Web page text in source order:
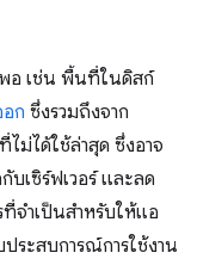
อ เช่น พื้นที่ในดิสก์
ก ซึ่งรวมถึงจาก
ม่ได้ใช้ล่าสุด ซึ่งอาจ
เซิร์ฟเวอร์ และลด
จําเป็นสําหรับให้แอ
ระสบการณ์การใช้งาน